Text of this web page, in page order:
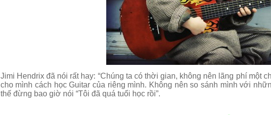
Jimi Hendrix đã nói rất hay: “Chúng ta có thời gian, không nên lãng phí một
cho mình cách học Guitar của riêng mình. Không nên so sánh mình với
thế đừng bao giờ nói “Tôi đã quá tuổi học rồi”.